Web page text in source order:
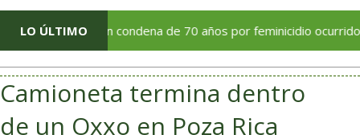
LO ÚLTIMO
dictan condena de 70 años por feminicidio ocurrido en Papantla
Camioneta termina dentro
de un Oxxo en Poza Rica